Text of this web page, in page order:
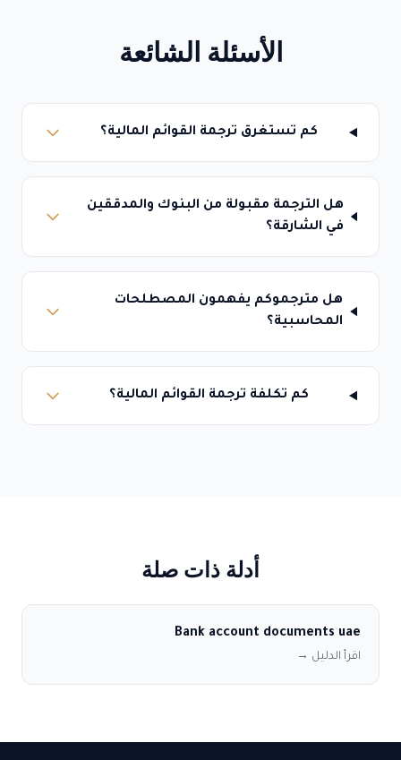
الأسئلة الشائعة
كم تستغرق ترجمة القوائم المالية؟
هل الترجمة مقبولة من البنوك والمدققين
في الشارقة؟
هل مترجموكم يفهمون المصطلحات
المحاسبية؟
كم تكلفة ترجمة القوائم المالية؟
أدلة ذات صلة
Bank account documents uae
اقرأ الدليل →